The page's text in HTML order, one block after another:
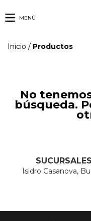
MENÚ
Inicio / Productos
No
búsqueda.
Isidro Casanova,